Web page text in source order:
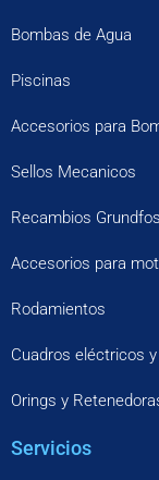
Bombas de Agua
Piscinas
Accesorios para
Sellos Mecanicos
Recambios Grundfos
Accesorios para
Rodamientos
Cuadros eléctricos
Orings y
Servicios